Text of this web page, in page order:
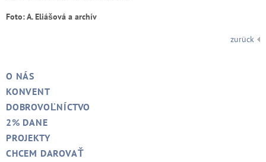
Foto: A. Eliášová a archív
zurück
O NÁS
KONVENT
DOBROVOĽNÍCTVO
2% DANE
PROJEKTY
CHCEM DAROVAŤ